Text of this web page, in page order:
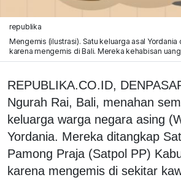
republika
Mengemis (ilustrasi). Satu keluarga asal Yordania
karena mengemis di Bali. Mereka kehabisan
REPUBLIKA.CO.ID,
Ngurah Rai, Bali, menahan
keluarga warga negara asing
Yordania. Mereka ditangkap
Pamong Praja (Satpol PP)
karena mengemis di sekitar